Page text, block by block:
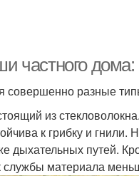
частного
совершенно разные
из
к грибку и
дыхательных путей.
материала